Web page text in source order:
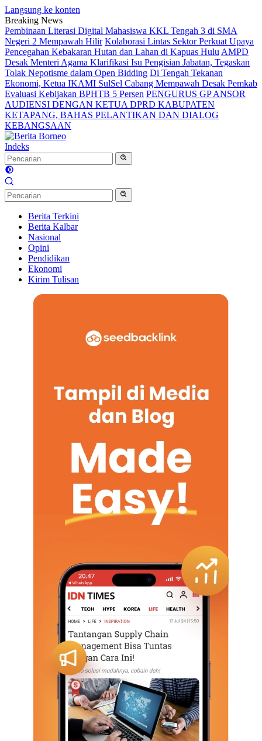
Langsung ke konten
Breaking News
Pembinaan Literasi Digital Mahasiswa KKL Tengah 3 di SMA
Negeri 2 Mempawah Hilir Kolaborasi Lintas Sektor Perkuat Upaya
Pencegahan Kebakaran Hutan dan Lahan di Kapuas Hulu AMPD
Desak Menteri Agama Klarifikasi Isu Pengisian Jabatan, Tegaskan
Tolak Nepotisme dalam Open Bidding Di Tengah Tekanan
Ekonomi, Ketua IKAMI SulSel Cabang Mempawah Desak Pemkab
Evaluasi Kebijakan BPHTB 5 Persen PENGURUS GP ANSOR
AUDIENSI DENGAN KETUA DPRD KABUPATEN
KETAPANG, BAHAS PELANTIKAN DAN DIALOG
KEBANGSAAN
Indeks
Berita Terkini
Berita Kalbar
Nasional
Opini
Pendidikan
Ekonomi
Kirim Tulisan